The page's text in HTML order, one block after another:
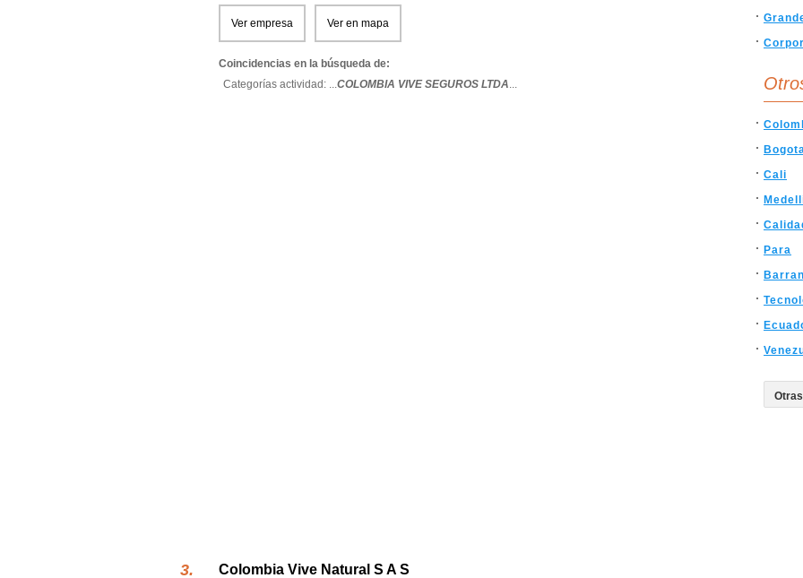
Ver empresa Ver en mapa
Coincidencias en la búsqueda de:
Categorías actividad: ...COLOMBIA VIVE SEGUROS LTDA...
Colombia Vive Natural S A S
Cali
Para